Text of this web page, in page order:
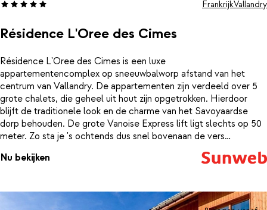
Résidence L'Oree des Cimes
FrankrijkVallandry
Résidence L'Oree des Cimes is een luxe
appartementencomplex op sneeuwbalworp afstand van het
centrum van Vallandry. De appartementen zijn verdeeld over 5
grote chalets, die geheel uit hout zijn opgetrokken. Hierdoor
blijft de traditionele look en de charme van het Savoyaardse
dorp behouden. De grote Vanoise Express lift ligt slechts op 50
meter. Zo sta je 's ochtends dus snel bovenaan de vers
smaakvol ingericht en voorzien van alle comfort. In de open
avond door in de sauna, jacuzzi, hamam of zwembad. Zo sluit je je
Nu bekijken